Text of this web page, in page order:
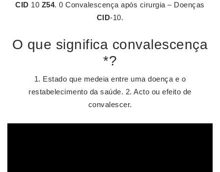
CID 10 Z54. 0 Convalescença após cirurgia – Doenças
CID-10.
O que significa convalescença
*?
1. Estado que medeia entre uma doença e o
restabelecimento da saúde. 2. Acto ou efeito de
convalescer.